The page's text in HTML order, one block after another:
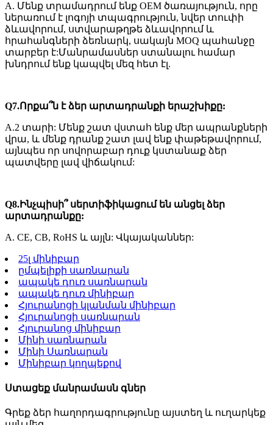
A. Մենք տրամադրում ենք OEM ծառայություն, որը
ներառում է լոգոյի տպագրություն, նվեր տուփի
ձևավորում, ստվարաթղթե ձևավորում և
հրահանգների ձեռնարկ, սակայն MOQ պահանջը
տարբեր է:Մանրամասներ ստանալու համար
խնդրում ենք կապվել մեզ հետ էլ.
Q7.Որքա՞ն է ձեր արտադրանքի երաշխիքը:
A.2 տարի: Մենք շատ վստահ ենք մեր ապրանքների
վրա, և մենք դրանք շատ լավ ենք փաթեթավորում,
այնպես որ սովորաբար դուք կստանաք ձեր
պատվերը լավ վիճակում:
Q8.Ինչպիսի՞ սերտիֆիկացում են անցել ձեր
արտադրանքը:
A. CE, CB, RoHS և այլն: Վկայականներ:
25լ մինիբար
ըմպելիքի սառնարան
ապակե դուռ սառնարան
ապակե դուռ մինիբար
Հյուրանոցի կլանման մինիբար
Հյուրանոցի սառնարան
Հյուրանոց մինիբար
Մինի սառնարան
Մինի Սառնարան
Մինիբար կողպեքով
Ստացեք մանրամասն գներ
Գրեք ձեր հաղորդագրությունը այստեղ և ուղարկեք